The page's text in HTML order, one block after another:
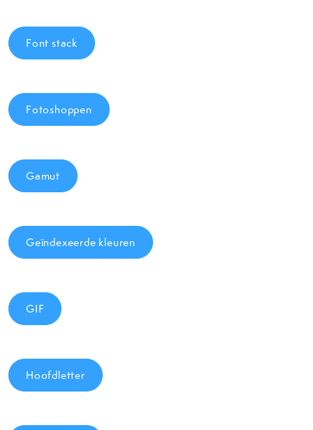
Font stack
Fotoshoppen
Gamut
Geïndexeerde kleuren
GIF
Hoofdletter